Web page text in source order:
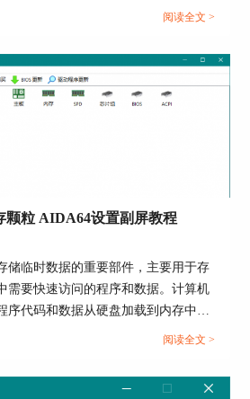
样是如法炮制，检测出结果即
测试电脑CPU以及GPU的性
脑不太了解的小伙伴们也许会
当然也不用担心，以CPU
果用户想要了解自己的电脑在
结果”，这样就会有其他配置的
能很直观的感受到自己的电脑
化为电信号，再通过主板上的芯片处
可以读取这些信息，并向用户作出
器怎么看，传感器性能参数了解的
单介绍。...
阅读全文 >
颗粒 AIDA64设置副屏教程
储临时数据的重要部件，主要用于存
需要快速访问的程序和数据。计算机
序代码和数据从硬盘加载到内存中，
。内存颗粒通过SRAM和DRAM这两
助专业硬件管理软件AIDA64查看内
阅读全文 >